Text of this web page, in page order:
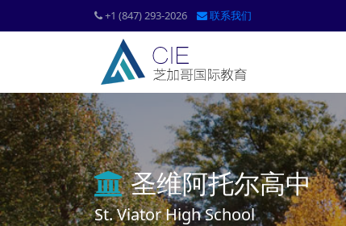
+1 (847) 293-2026 联系我们
圣维阿托尔高中
St. Viator High School